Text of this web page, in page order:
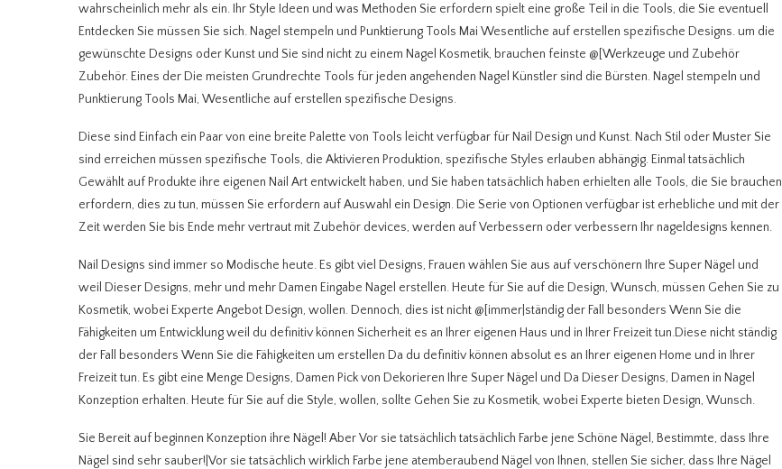
wahrscheinlich mehr als ein. Ihr Style Ideen und was Methoden Sie erfordern spielt eine große Teil in die Tools, die Sie eventuell
Entdecken Sie müssen Sie sich. Nagel stempeln und Punktierung Tools Mai Wesentliche auf erstellen spezifische Designs. um die
gewünschte Designs oder Kunst und Sie sind nicht zu einem Nagel Kosmetik, brauchen feinste @[Werkzeuge und Zubehör
Zubehör. Eines der Die meisten Grundrechte Tools für jeden angehenden Nagel Künstler sind die Bürsten. Nagel stempeln und
Punktierung Tools Mai, Wesentliche auf erstellen spezifische Designs.
Diese sind Einfach ein Paar von eine breite Palette von Tools leicht verfügbar für Nail Design und Kunst. Nach Stil oder Muster Sie
sind erreichen müssen spezifische Tools, die Aktivieren Produktion, spezifische Styles erlauben abhängig. Einmal tatsächlich
Gewählt auf Produkte ihre eigenen Nail Art entwickelt haben, und Sie haben tatsächlich haben erhielten alle Tools, die Sie brauchen
erfordern, dies zu tun, müssen Sie erfordern auf Auswahl ein Design. Die Serie von Optionen verfügbar ist erhebliche und mit der
Zeit werden Sie bis Ende mehr vertraut mit Zubehör devices, werden auf Verbessern oder verbessern Ihr nageldesigns kennen.
Nail Designs sind immer so Modische heute. Es gibt viel Designs, Frauen wählen Sie aus auf verschönern Ihre Super Nägel und
weil Dieser Designs, mehr und mehr Damen Eingabe Nagel erstellen. Heute für Sie auf die Design, Wunsch, müssen Gehen Sie zu
Kosmetik, wobei Experte Angebot Design, wollen. Dennoch, dies ist nicht @[immer|ständig der Fall besonders Wenn Sie die
Fähigkeiten um Entwicklung weil du definitiv können Sicherheit es an Ihrer eigenen Haus und in Ihrer Freizeit tun.Diese nicht ständig
der Fall besonders Wenn Sie die Fähigkeiten um erstellen Da du definitiv können absolut es an Ihrer eigenen Home und in Ihrer
Freizeit tun. Es gibt eine Menge Designs, Damen Pick von Dekorieren Ihre Super Nägel und Da Dieser Designs, Damen in Nagel
Konzeption erhalten. Heute für Sie auf die Style, wollen, sollte Gehen Sie zu Kosmetik, wobei Experte bieten Design, Wunsch.
Sie Bereit auf beginnen Konzeption ihre Nägel! Aber Vor sie tatsächlich tatsächlich Farbe jene Schöne Nägel, Bestimmte, dass Ihre
Nägel sind sehr sauber!|Vor sie tatsächlich wirklich Farbe jene atemberaubend Nägel von Ihnen, stellen Sie sicher, dass Ihre Nägel